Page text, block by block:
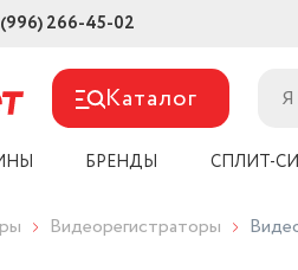
266-45-02
Каталог
БРЕНДЫ СПЛИТ-
Видеорегистраторы